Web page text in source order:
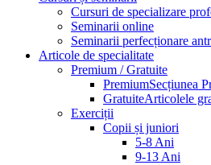
Cursuri de specializare
Seminarii online
Seminarii perfecționare
Articole de specialitate
Premium / Gratuite
PremiumSecțiunea
GratuiteArticolele
Exerciții
Copii și juniori
5-8 Ani
9-13 Ani